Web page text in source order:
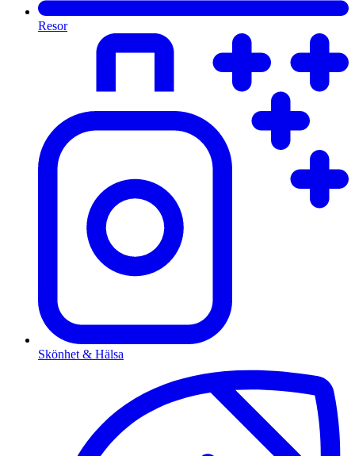
Resor
Skönhet & Hälsa